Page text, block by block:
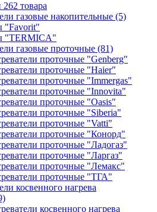
262 товара
газовые накопительные (5)
"Favorit"
"TERMICA"
газовые проточные (81)
проточные "Genberg"
проточные "Haier"
проточные "Immergas"
проточные "Innovita"
проточные "Oasis"
проточные "Siberia"
проточные "Vatti"
проточные "Конорд"
проточные "Ладогаз"
проточные "Ларгаз"
проточные "Лемакс"
проточные "ТГА"
косвенного нагрева
косвенного нагрева